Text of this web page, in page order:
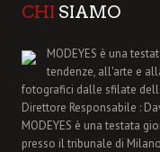
CHI SIAMO
MODEYES è una
tendenze, all'arte e
fotografici dalle sfilate
Direttore Responsabile :
MODEYES è una testata
presso il tribunale di